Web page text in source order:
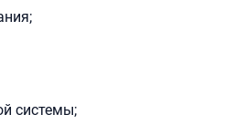
системы;